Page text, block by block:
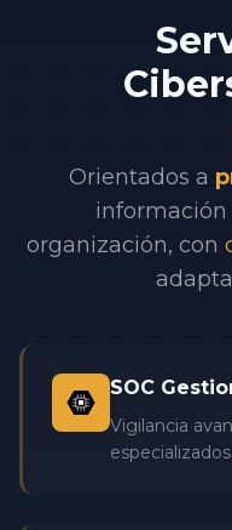
Orientados a
información
organización, con
SOC
Vigilancia